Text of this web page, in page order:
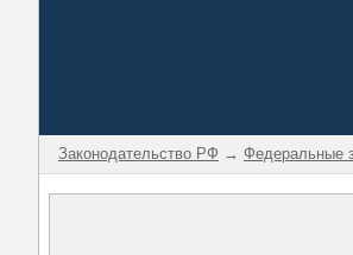
Законодательство РФ → Федеральные